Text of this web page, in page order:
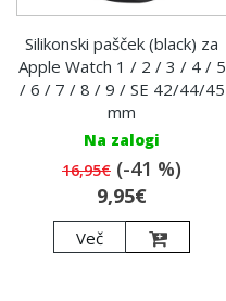
Silikonski pašček (black) za
Apple Watch 1 / 2 / 3 / 4 / 5
/ 6 / 7 / 8 / 9 / SE 42/44/45
mm
Na zalogi
16,95€ (-41 %)
9,95€
Več